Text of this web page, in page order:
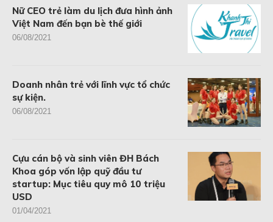
Nữ CEO trẻ làm du lịch đưa hình ảnh
Việt Nam đến bạn bè thế giới
06/08/2021
Doanh nhân trẻ với lĩnh vực tổ chức
sự kiện.
06/08/2021
Cựu cán bộ và sinh viên ĐH Bách
Khoa góp vốn lập quỹ đầu tư
startup: Mục tiêu quy mô 10 triệu
USD
01/04/2021